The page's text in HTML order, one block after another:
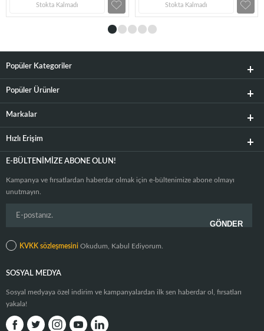
Stokta Kalmadı Stokta Kalmadı
Popüler Kategoriler
Popüler Ürünler
Markalar
Hızlı Erişim
E-BÜLTENIMIZE ABONE OLUN!
Kampanya ve fırsatlardan haberdar olmak için e-bültenimize abone olmayı
unutmayın.
KVKK sözleşmesini Okudum, Kabul Ediyorum.
SOSYAL MEDYA
Sosyal medyaya özel indirim ve kampanyalardan ilk sen haberdar ol, fırsatları
yakala!